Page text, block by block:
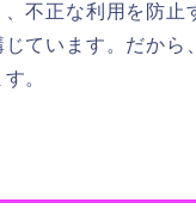
不正な利用を防止
ています。だから
。